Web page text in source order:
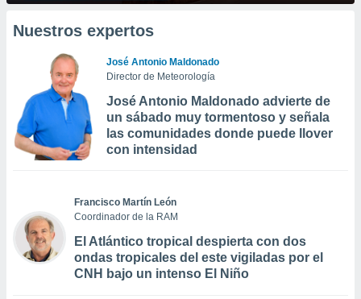
Nuestros expertos
José Antonio Maldonado
Director de Meteorología
José Antonio Maldonado advierte de
un sábado muy tormentoso y señala
las comunidades donde puede llover
con intensidad
Francisco Martín León
Coordinador de la RAM
El Atlántico tropical despierta con dos
ondas tropicales del este vigiladas por el
CNH bajo un intenso El Niño